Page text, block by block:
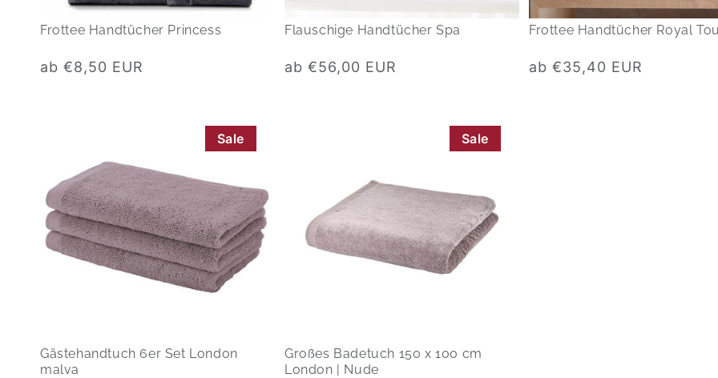
Frottee Handtücher Princess
Normaler
ab €8,50 EUR
Flauschige Handtücher Spa
Normaler
ab €56,00 EUR
Frottee Handtücher Royal
Normaler
ab €35,40 EUR
Gästehandtuch 6er Set London
malva
Sale
Großes Badetuch 150 x 100 cm
London | Nude
Sale